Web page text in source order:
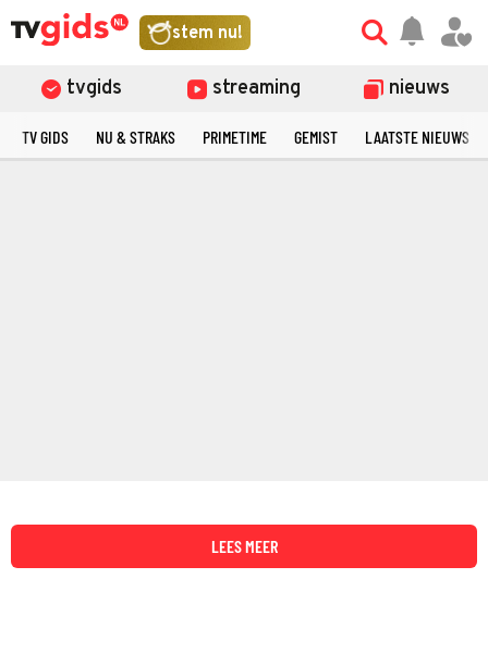
stem nu!
tvgids streaming nieuws
TV GIDS NU & STRAKS PRIMETIME GEMIST LAATSTE NIEUWS
LEES MEER